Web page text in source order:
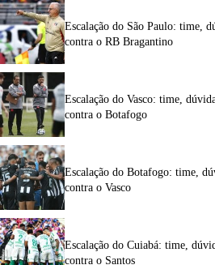
Escalação do São Paulo: time,
contra o RB Bragantino
Escalação do Vasco: time,
contra o Botafogo
Escalação do Botafogo: time,
contra o Vasco
Escalação do Cuiabá: time,
contra o Santos